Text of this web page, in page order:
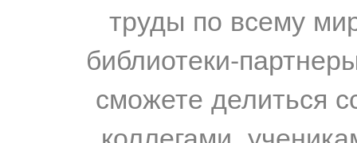
труды по всему
библиотеки-
сможете делиться